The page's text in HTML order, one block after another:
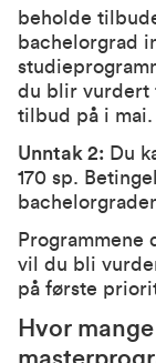
beholde
bachelorgrad
du blir vurdert
tilbud på i mai.
Unntak 2: Du
170 sp.
vil du bli
på første
Hvor